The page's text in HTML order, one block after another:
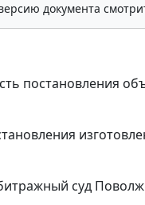
документа
постановления
суд